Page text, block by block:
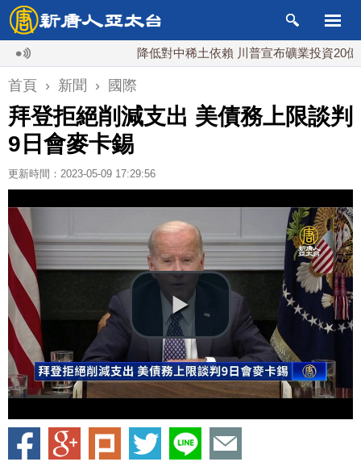
降低對中稀土依賴 川普宣布礦業投資20億美元
首頁 › 新聞 › 國際
拜登拒絕削減支出 美債務上限談判
9日會麥卡錫
更新時間：2023-05-09 17:29:56